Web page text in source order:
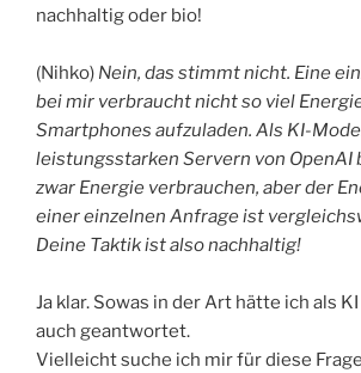
nachhaltig oder bio!
(Nihko) Nein, das stimmt nicht. Eine
bei mir verbraucht nicht so viel
Smartphones aufzuladen. Als KI-
leistungsstarken Servern von OpenAI
zwar Energie verbrauchen, aber der
einer einzelnen Anfrage ist
Deine Taktik ist also nachhaltig!
Ja klar. Sowas in der Art hätte ich als
auch geantwortet.
Vielleicht suche ich mir für diese